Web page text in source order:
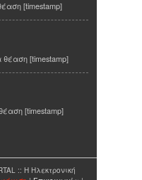
[timestamp]
θέαση [timestamp]
[timestamp]
:: Η Ηλεκτρονική